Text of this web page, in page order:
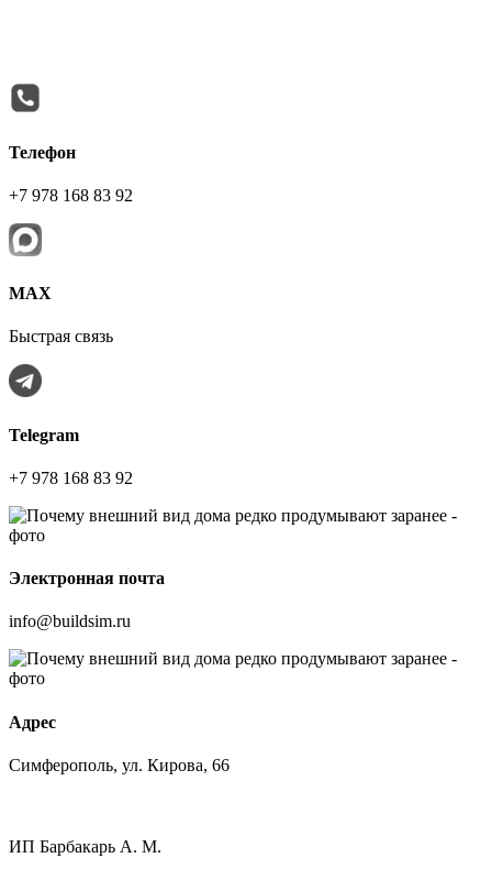
Телефон
+7 978 168 83 92
МАХ
Быстрая связь
Telegram
+7 978 168 83 92
Электронная почта
info@buildsim.ru
Адрес
Симферополь, ул. Кирова, 66
ИП Барбакарь А. М.